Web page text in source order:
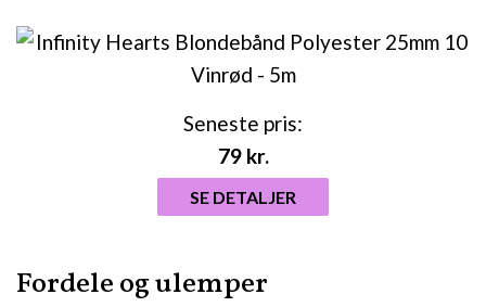
Fordele og ulemper
Seneste pris:
79 kr.
SE DETALJER